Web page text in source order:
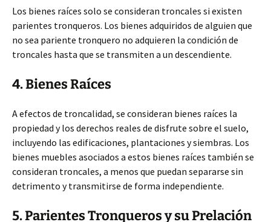
Los bienes raíces solo se consideran troncales si existen
parientes tronqueros. Los bienes adquiridos de alguien que
no sea pariente tronquero no adquieren la condición de
troncales hasta que se transmiten a un descendiente.
4. Bienes Raíces
A efectos de troncalidad, se consideran bienes raíces la
propiedad y los derechos reales de disfrute sobre el suelo,
incluyendo las edificaciones, plantaciones y siembras. Los
bienes muebles asociados a estos bienes raíces también se
consideran troncales, a menos que puedan separarse sin
detrimento y transmitirse de forma independiente.
5. Parientes Tronqueros y su Prelación